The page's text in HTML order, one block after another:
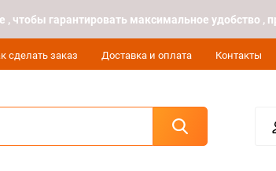
, чтобы гарантировать максимальное удобство
сделать заказ Доставка и оплата Контакты